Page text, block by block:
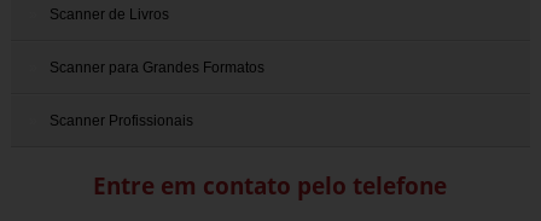
Scanner de Livros
Scanner para Grandes Formatos
Scanner Profissionais
Entre em contato pelo telefone